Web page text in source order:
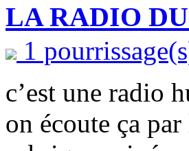
LA RADIO
1
c’est une radio
on écoute ça